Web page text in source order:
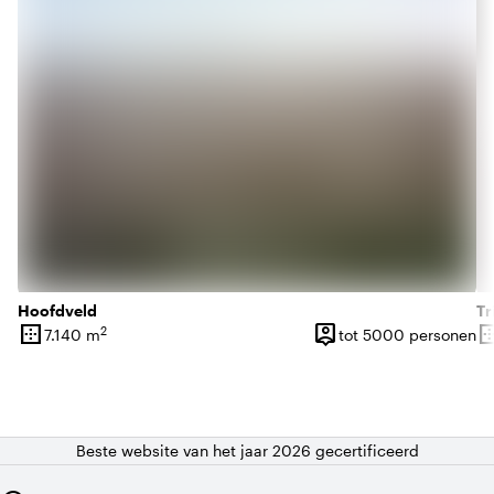
Hoofdveld
border_outer
Oppervlakte
7.140 m2 person_pin
Capaciteit
tot 5000 personen
Beste website van het jaar 2026 gecertificeerd